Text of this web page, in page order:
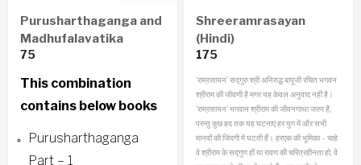
Purusharthaganga and
Madhufalavatika
Pustika
75
This combination
contains below books
Purusharthaganga
Part – 1
Shreeramrasayan
(Hindi)
175
‘राम्रसायन’ सद्गुरु श्री अनिरुद्ध बापूजी रचित भगवन
श्रीराम की जीवणी है मगर यह केवल अनुवाद नहीं है।
‘राम्रसायन’ भगवान श्रीराम की जीवनगाथा जरुर है,
परन्तु कुछ हद तक यह घटनाएं हर युग में और सभी
मानवों की जिंदगी में घटती हैं। हरएक की भूमिका – चाहे
वे श्रीराम के सद्गुण हों या रावण की चरित्रहीनता हो, वे